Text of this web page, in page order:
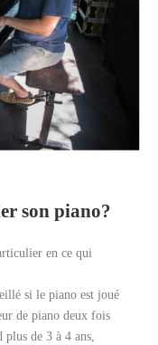
son piano?
en ce qui
si le piano est joué
de piano deux fois
de 3 à 4 ans,